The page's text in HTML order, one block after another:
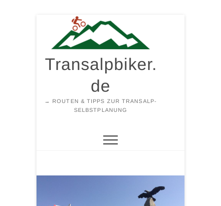
springen
Transalpbiker.
de
→ ROUTEN & TIPPS ZUR TRANSALP-
SELBSTPLANUNG